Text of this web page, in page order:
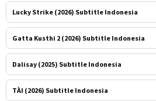
Lucky Strike (2026) Subtitle Indonesia
Gatta Kusthi 2 (2026) Subtitle Indonesia
Dalisay (2025) Subtitle Indonesia
TÀI (2026) Subtitle Indonesia